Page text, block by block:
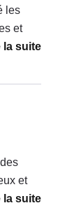
les
et
2
sa
bien
et